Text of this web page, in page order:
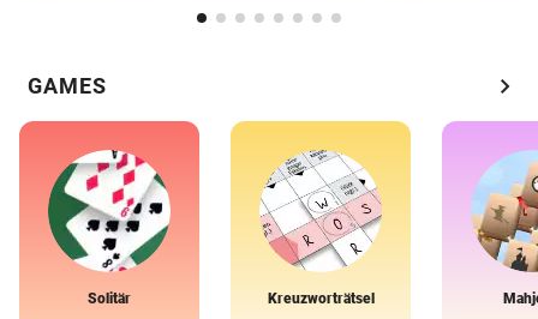
GAMES chevron_right
Solitär Kreuzworträtsel